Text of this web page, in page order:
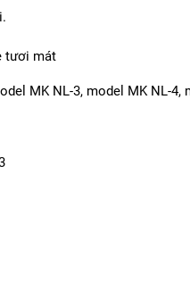
tươi mát
MK NL-3, model MK NL-4,